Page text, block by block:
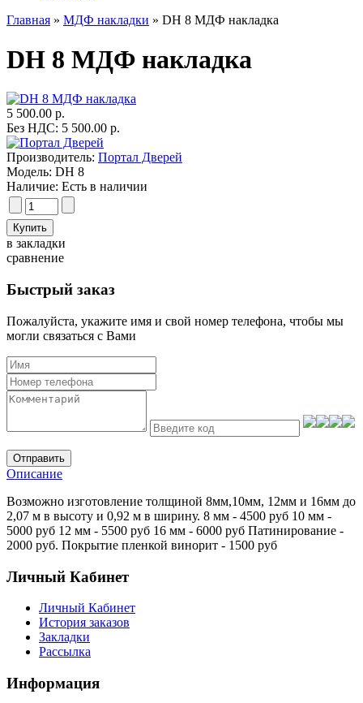
Главная » МДФ накладки » DH 8 МДФ накладка
DH 8 МДФ накладка
5 500.00 р.
Без НДС: 5 500.00 р.
Производитель: Портал Дверей
Модель: DH 8
Наличие: Есть в наличии
в закладки
сравнение
Быстрый заказ
Пожалуйста, укажите имя и свой номер телефона, чтобы мы
могли связаться с Вами
Отправить
Описание
Возможно изготовление толщиной 8мм,10мм, 12мм и 16мм до
2,07 м в высоту и 0,92 м в ширину. 8 мм - 4500 руб 10 мм -
5000 руб 12 мм - 5500 руб 16 мм - 6000 руб Патинирование -
2000 руб. Покрытие пленкой винорит - 1500 руб
Личный Кабинет
Личный Кабинет
История заказов
Закладки
Рассылка
Информация